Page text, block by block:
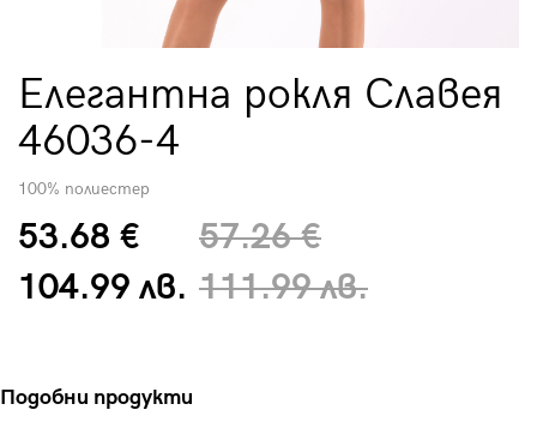
Елегантна рокля Славея
46036-4
100% полиестер
53.68 €
104.99 лв.
57.26 €
111.99 лв.
Подобни продукти